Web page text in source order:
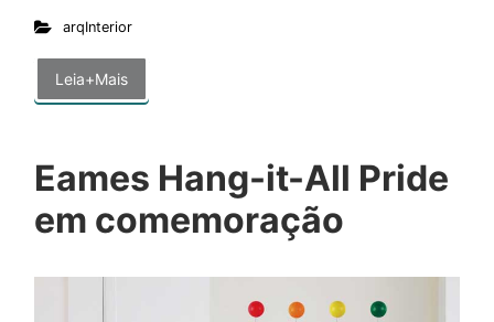
arqInterior
Leia+Mais
Eames Hang-it-All Pride
em comemoração